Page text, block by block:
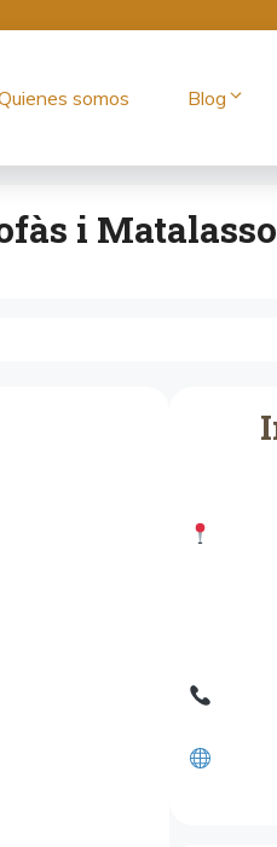
somos Blog
i